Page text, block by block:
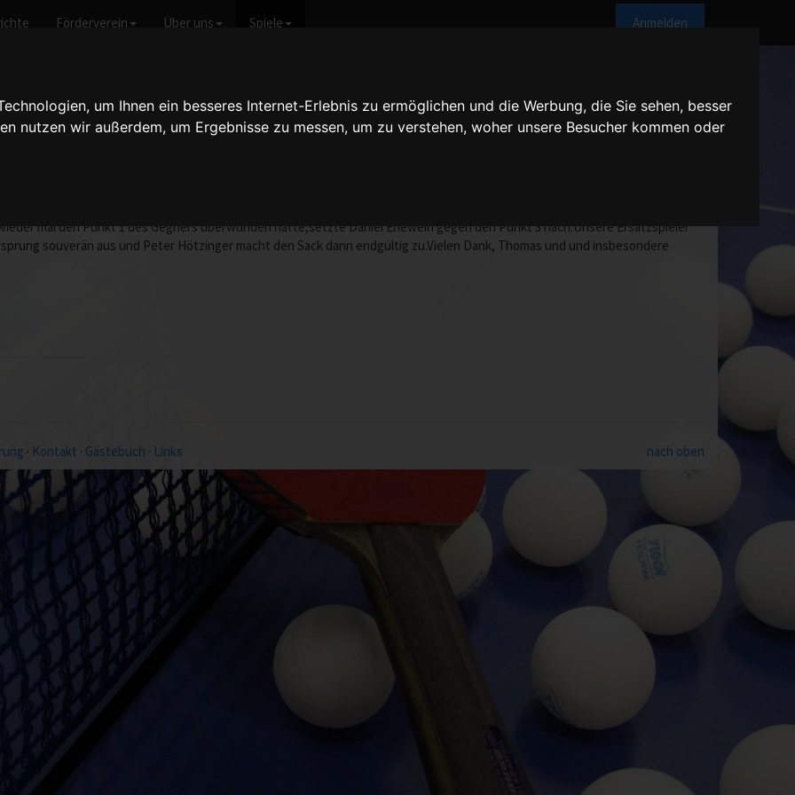
um Ihnen ein besseres Internet-Erlebnis zu ermöglichen und die Werbung, die Sie sehen, besser
nutzen wir außerdem, um Ergebnisse zu messen, um zu verstehen, woher unsere Besucher kommen oder
Anmelden
Förderverein Über uns Spiele
anzeigen
III - 2:9
mal den Punkt 1 des Gegners überwunden hatte,setzte Daniel Erlewein gegen den Punkt 3 nach.Unsere Ersatzspieler
souverän aus und Peter Hötzinger macht den Sack dann endgültig zu.Vielen Dank, Thomas und und insbesondere
nach oben
· Kontakt · Gästebuch · Links